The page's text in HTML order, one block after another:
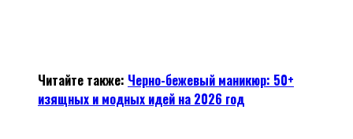
Читайте также: Черно-бежевый маникюр: 50+
изящных и модных идей на 2026 год